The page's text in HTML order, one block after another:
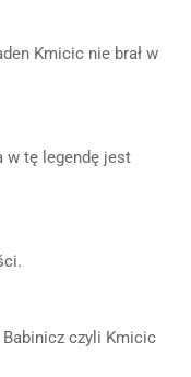
Kmicic nie brał w
w tę legendę jest
Babinicz czyli Kmicic